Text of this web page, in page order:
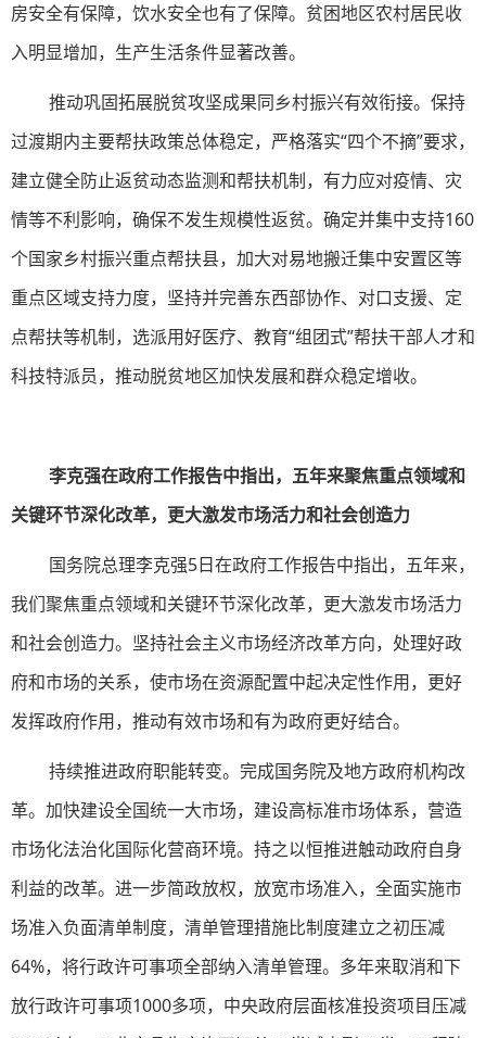
房安全有保障，饮水安全也有了保障。贫困地区农村居民收
入明显增加，生产生活条件显著改善。
推动巩固拓展脱贫攻坚成果同乡村振兴有效衔接。保持
过渡期内主要帮扶政策总体稳定，严格落实“四个不摘”要求，
建立健全防止返贫动态监测和帮扶机制，有力应对疫情、灾
情等不利影响，确保不发生规模性返贫。确定并集中支持160
个国家乡村振兴重点帮扶县，加大对易地搬迁集中安置区等
重点区域支持力度，坚持并完善东西部协作、对口支援、定
点帮扶等机制，选派用好医疗、教育“组团式”帮扶干部人才和
科技特派员，推动脱贫地区加快发展和群众稳定增收。
李克强在政府工作报告中指出，五年来聚焦重点领域和
关键环节深化改革，更大激发市场活力和社会创造力
国务院总理李克强5日在政府工作报告中指出，五年来，
我们聚焦重点领域和关键环节深化改革，更大激发市场活力
和社会创造力。坚持社会主义市场经济改革方向，处理好政
府和市场的关系，使市场在资源配置中起决定性作用，更好
发挥政府作用，推动有效市场和有为政府更好结合。
持续推进政府职能转变。完成国务院及地方政府机构改
革。加快建设全国统一大市场，建设高标准市场体系，营造
市场化法治化国际化营商环境。持之以恒推进触动政府自身
利益的改革。进一步简政放权，放宽市场准入，全面实施市
场准入负面清单制度，清单管理措施比制度建立之初压减
64%，将行政许可事项全部纳入清单管理。多年来取消和下
放行政许可事项1000多项，中央政府层面核准投资项目压减